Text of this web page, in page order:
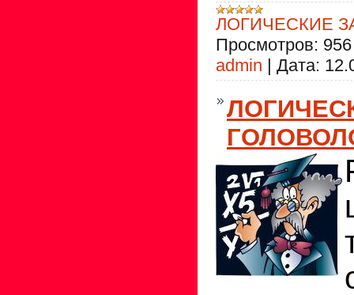
ЛОГИЧЕСКИЕ
Просмотров: 956
admin | Дата: